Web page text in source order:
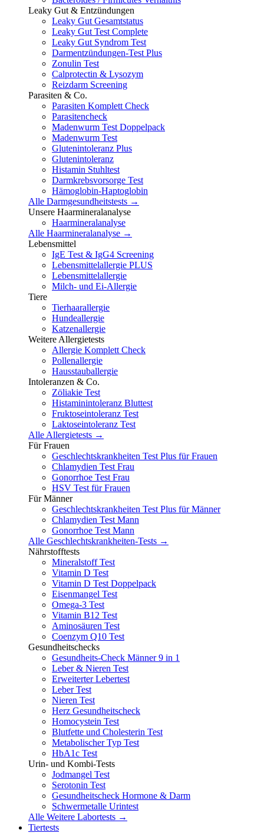
Leaky Gut & Entzündungen
Leaky Gut Gesamtstatus
Leaky Gut Test Complete
Leaky Gut Syndrom Test
Darmentzündungen-Test Plus
Zonulin Test
Calprotectin & Lysozym
Reizdarm Screening
Parasiten & Co.
Parasiten Komplett Check
Parasitencheck
Madenwurm Test Doppelpack
Madenwurm Test
Glutenintoleranz Plus
Glutenintoleranz
Histamin Stuhltest
Darmkrebsvorsorge Test
Hämoglobin-Haptoglobin
Alle Darmgesundheitstests →
Unsere Haarmineralanalyse
Haarmineralanalyse
Alle Haarmineralanalyse →
Lebensmittel
IgE Test & IgG4 Screening
Lebensmittelallergie PLUS
Lebensmittelallergie
Milch- und Ei-Allergie
Tiere
Tierhaarallergie
Hundeallergie
Katzenallergie
Weitere Allergietests
Allergie Komplett Check
Pollenallergie
Hausstauballergie
Intoleranzen & Co.
Zöliakie Test
Histaminintoleranz Bluttest
Fruktoseintoleranz Test
Laktoseintoleranz Test
Alle Allergietests →
Für Frauen
Geschlechtskrankheiten Test Plus für Frauen
Chlamydien Test Frau
Gonorrhoe Test Frau
HSV Test für Frauen
Für Männer
Geschlechtskrankheiten Test Plus für Männer
Chlamydien Test Mann
Gonorrhoe Test Mann
Alle Geschlechtskrankheiten-Tests →
Nährstofftests
Mineralstoff Test
Vitamin D Test
Vitamin D Test Doppelpack
Eisenmangel Test
Omega-3 Test
Vitamin B12 Test
Aminosäuren Test
Coenzym Q10 Test
Gesundheitschecks
Gesundheits-Check Männer 9 in 1
Leber & Nieren Test
Erweiterter Lebertest
Leber Test
Nieren Test
Herz Gesundheitscheck
Homocystein Test
Blutfette und Cholesterin Test
Metabolischer Typ Test
HbA1c Test
Urin- und Kombi-Tests
Jodmangel Test
Serotonin Test
Gesundheitscheck Hormone & Darm
Schwermetalle Urintest
Alle Weitere Labortests →
Tiertests